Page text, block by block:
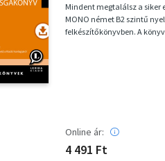
Mindent megtalálsz a siker
MONO német B2 szintű
felkészítőkönyvben. A
Online ár:
4 491 Ft